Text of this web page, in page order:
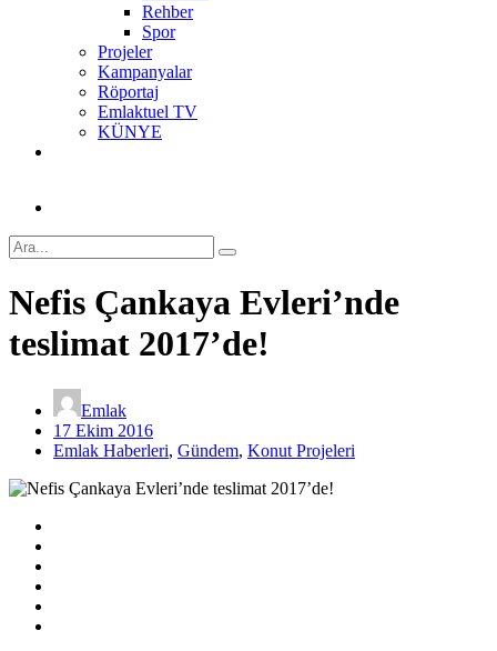
Rehber
Spor
Projeler
Kampanyalar
Röportaj
Emlaktuel TV
KÜNYE
Nefis Çankaya Evleri’nde
teslimat 2017’de!
Emlak
17 Ekim 2016
Emlak Haberleri, Gündem, Konut Projeleri